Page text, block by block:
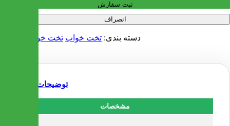
ثبت سفارش
انصراف
دسته بندی: تخت خواب تخت خواب دو نفره
توضیحات
مشخصات